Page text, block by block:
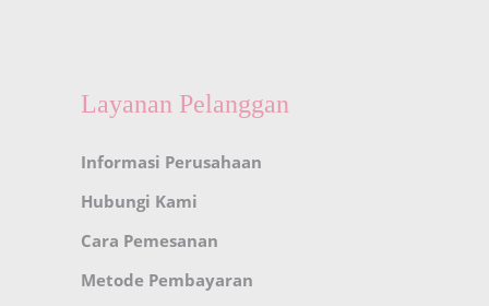
Layanan Pelanggan
Informasi Perusahaan
Hubungi Kami
Cara Pemesanan
Metode Pembayaran